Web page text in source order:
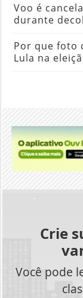
Voo é
durante
Por que foto
Lula na
Crie
Você pode